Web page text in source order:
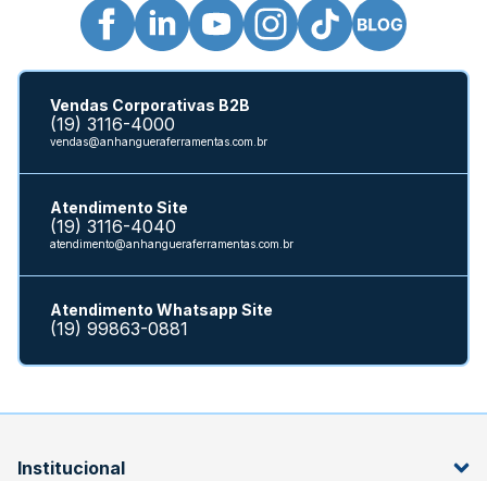
Vendas Corporativas B2B
(19) 3116-4000
vendas@anhangueraferramentas.com.br
Atendimento Site
(19) 3116-4040
atendimento@anhangueraferramentas.com.br
Atendimento Whatsapp Site
(19) 99863-0881
Institucional